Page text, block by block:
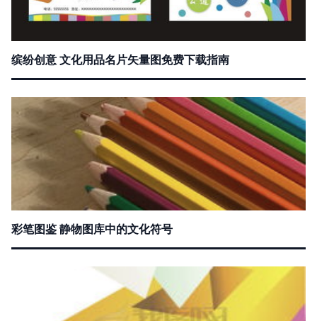
缤纷创意 文化用品名片矢量图免费下载指南
彩笔图鉴 静物图库中的文化符号